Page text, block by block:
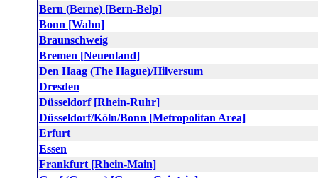
Bern (Berne) [Bern-Belp]
Bonn [Wahn]
Braunschweig
Bremen [Neuenland]
Den Haag (The Hague)/Hilversum
Dresden
Düsseldorf [Rhein-Ruhr]
Düsseldorf/Köln/Bonn [Metropolitan Area]
Erfurt
Essen
Frankfurt [Rhein-Main]